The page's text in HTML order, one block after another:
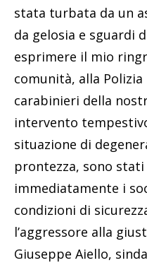
stata turbata da un
da gelosia e sguardi
esprimere il mio
comunità, alla
carabinieri della
intervento
situazione di
prontezza, sono
immediatamente i
condizioni di
l’aggressore alla
Giuseppe Aiello,